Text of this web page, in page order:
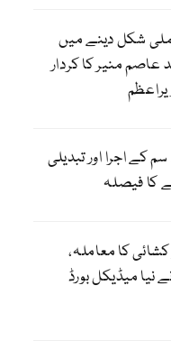
شکل دینے میں
عاصم منیر کا کردار
کے اجرا اور تبدیلی
کا فیصلہ
کا معاملہ،
میڈیکل بورڈ